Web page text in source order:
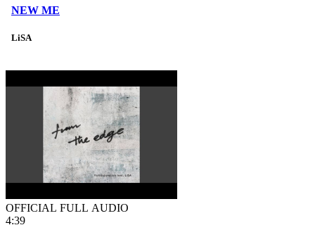
NEW ME
LiSA
OFFICIAL FULL AUDIO
4:39